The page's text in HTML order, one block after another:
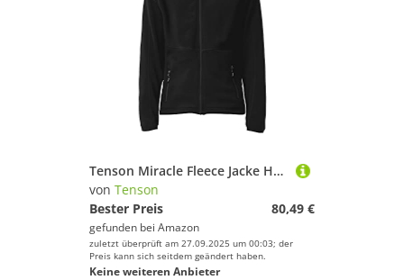
Tenson Miracle Fleece Jacke Herren
von Tenson
Bester Preis
80,49 €
gefunden bei Amazon
zuletzt überprüft am 27.09.2025 um 00:03; der
Preis kann sich seitdem geändert haben.
Keine weiteren Anbieter